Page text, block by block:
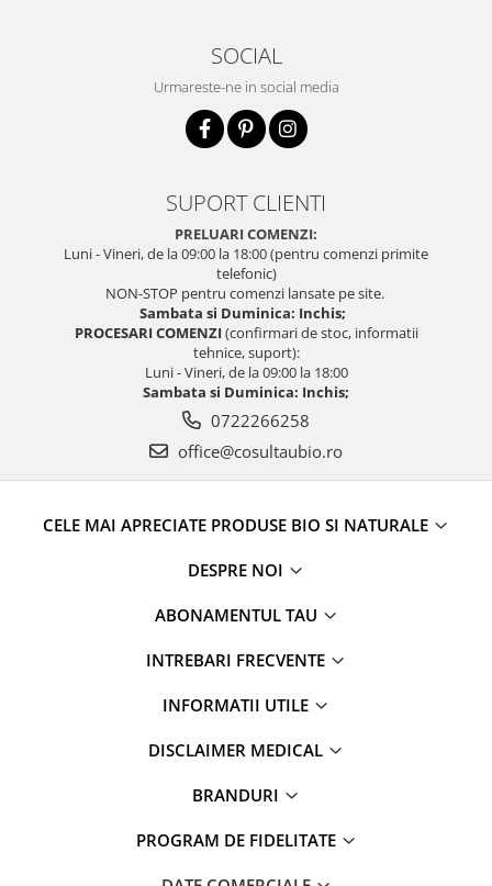
SOCIAL
Urmareste-ne in social media
SUPORT CLIENTI
PRELUARI COMENZI:
Luni - Vineri, de la 09:00 la 18:00 (pentru comenzi primite
telefonic)
NON-STOP pentru comenzi lansate pe site.
Sambata si Duminica: Inchis;
PROCESARI COMENZI(confirmari de stoc, informatii
tehnice, suport):
Luni - Vineri, de la 09:00 la 18:00
Sambata si Duminica: Inchis;
0722266258
office@cosultaubio.ro
CELE MAI APRECIATE PRODUSE BIO SI NATURALE
DESPRE NOI
ABONAMENTUL TAU
INTREBARI FRECVENTE
INFORMATII UTILE
DISCLAIMER MEDICAL
BRANDURI
PROGRAM DE FIDELITATE